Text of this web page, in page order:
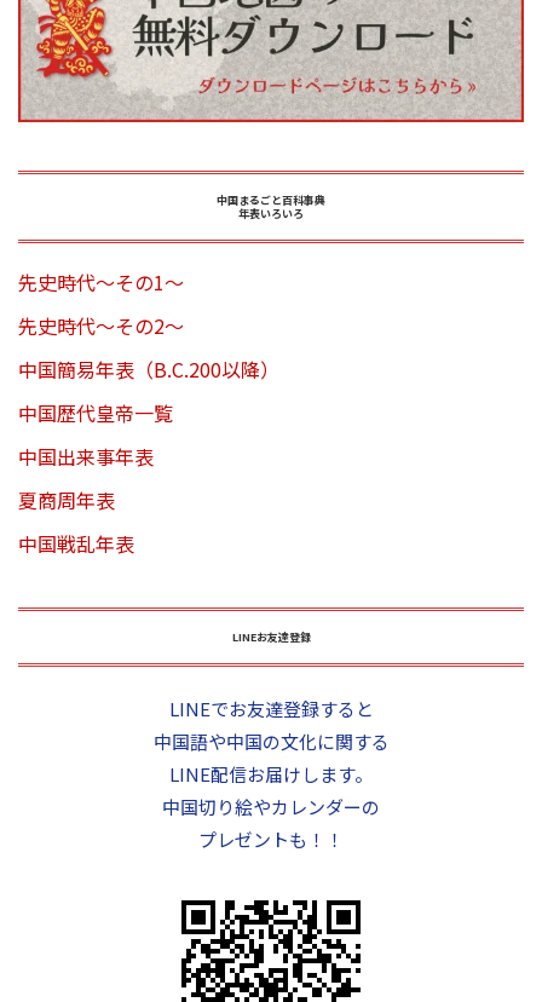
中国まるごと百科事典
年表いろいろ
先史時代～その1～
先史時代～その2～
中国簡易年表（B.C.200以降）
中国歴代皇帝一覧
中国出来事年表
夏商周年表
中国戦乱年表
LINEお友達登録
LINEでお友達登録すると
中国語や中国の文化に関する
LINE配信お届けします。
中国切り絵やカレンダーの
プレゼントも！！